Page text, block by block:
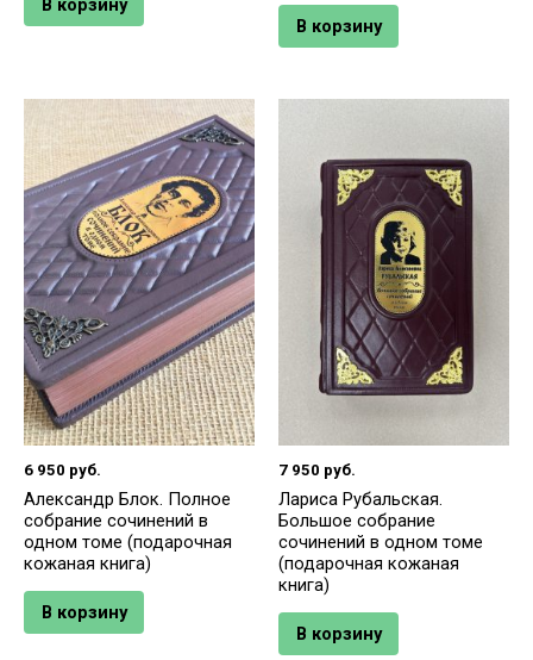
В корзину
6 950 руб.
Александр Блок. Полное
собрание сочинений в
одном томе (подарочная
кожаная книга)
В корзину
7 950 руб.
Лариса Рубальская.
Большое собрание
сочинений в одном томе
(подарочная кожаная
книга)
В корзину